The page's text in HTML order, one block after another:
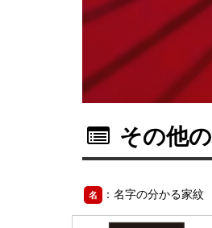
その他
名 ：名字の分かる家紋